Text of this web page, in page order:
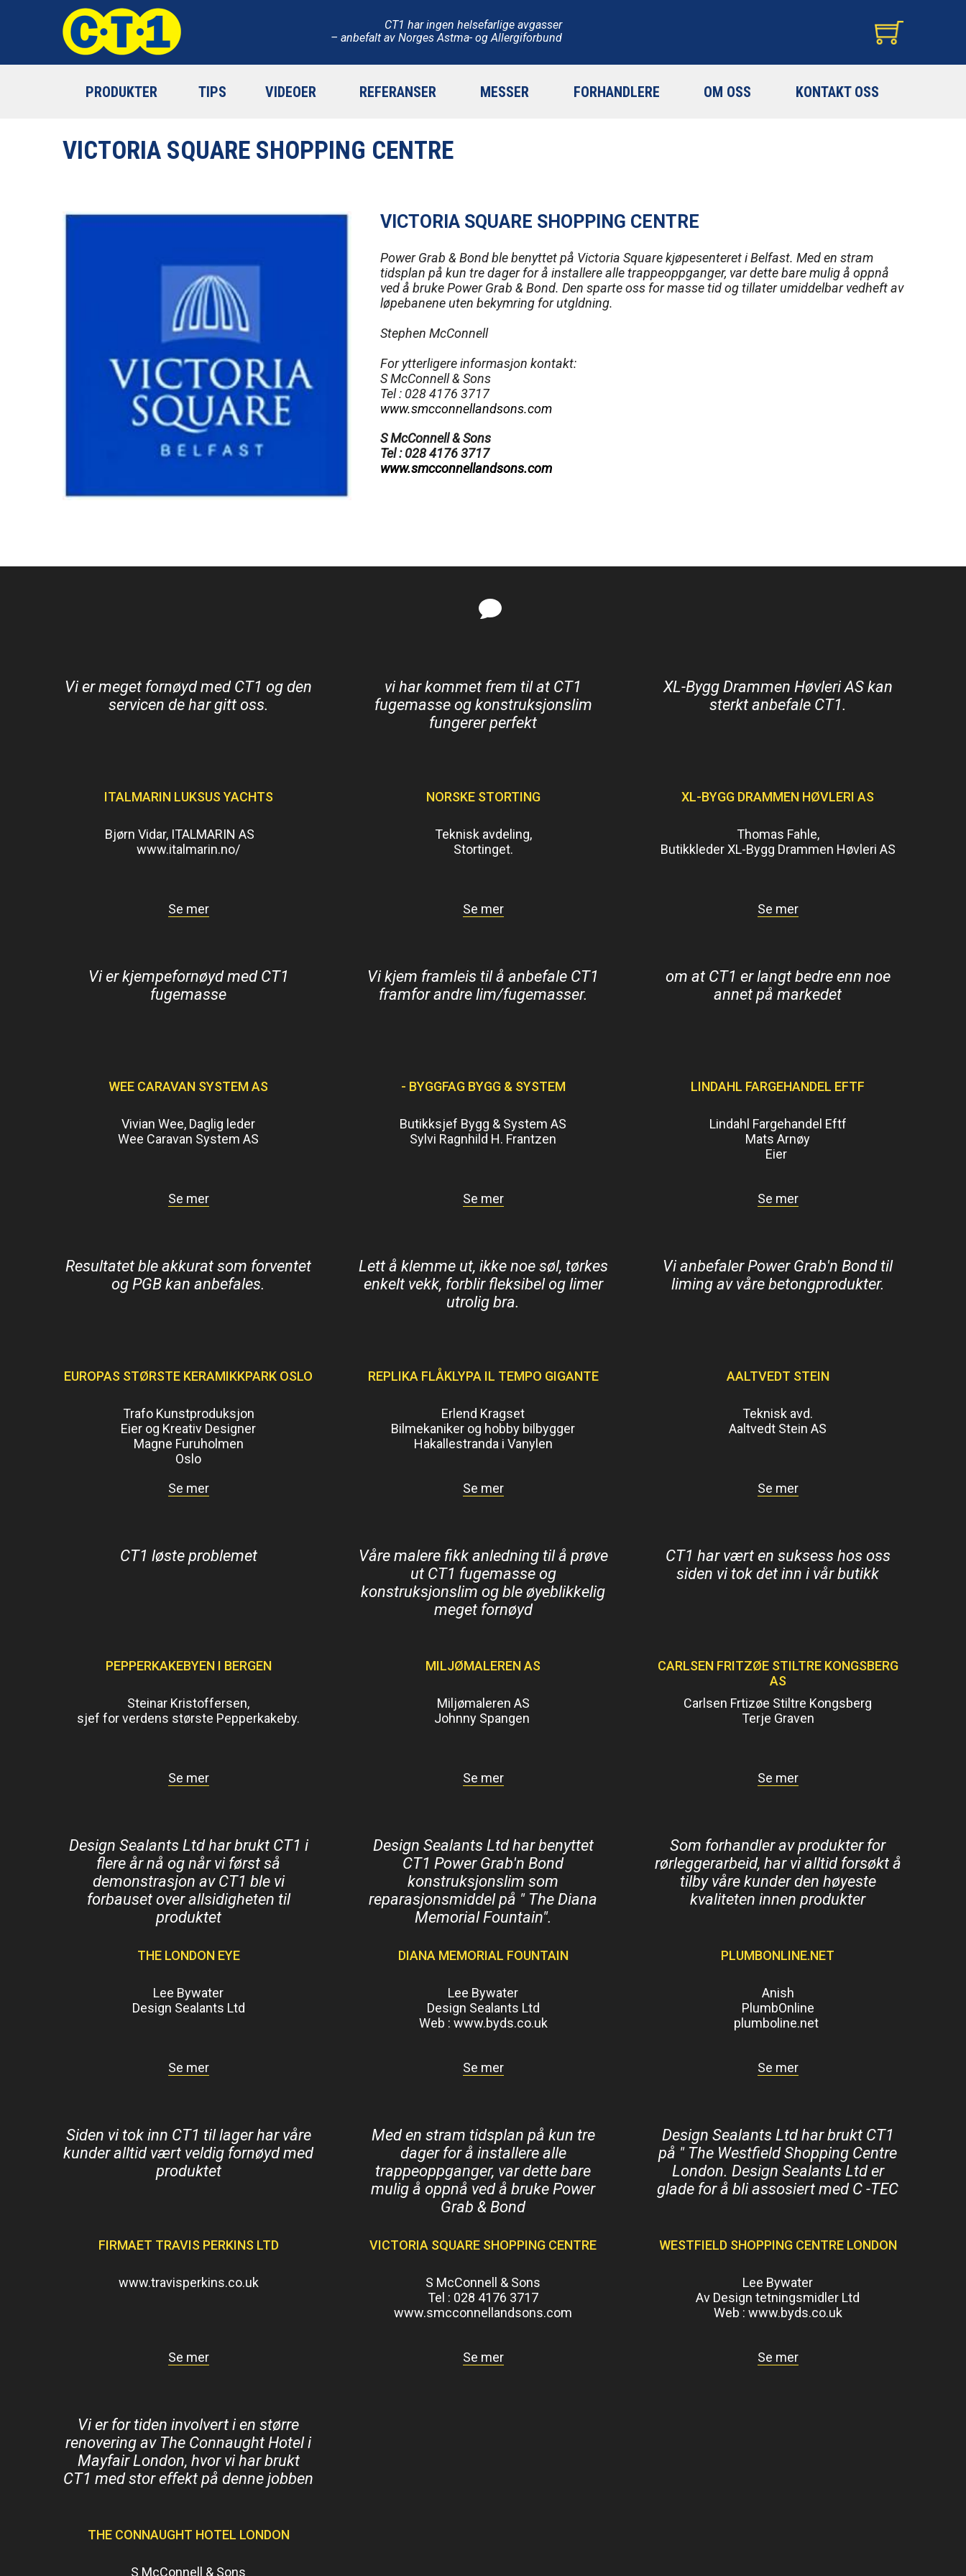
CT1 har ingen helsefarlige avgasser
– anbefalt av Norges Astma- og Allergiforbund
PRODUKTER TIPS VIDEOER REFERANSER MESSER FORHANDLERE OM OSS KONTAKT OSS
VICTORIA SQUARE SHOPPING CENTRE
VICTORIA SQUARE SHOPPING CENTRE
Power Grab & Bond ble benyttet på Victoria Square kjøpesenteret i Belfast. Med en stram
tidsplan på kun tre dager for å installere alle trappeoppganger, var dette bare mulig å oppnå
ved å bruke Power Grab & Bond. Den sparte oss for masse tid og tillater umiddelbar vedheft av
løpebanene uten bekymring for utgldning.
Stephen McConnell
For ytterligere informasjon kontakt:
S McConnell & Sons
Tel : 028 4176 3717
www.smcconnellandsons.com
S McConnell & Sons
Tel : 028 4176 3717
www.smcconnellandsons.com
Vi er meget fornøyd med CT1 og den
servicen de har gitt oss.
ITALMARIN LUKSUS YACHTS
Bjørn Vidar, ITALMARIN AS
www.italmarin.no/
Se mer
vi har kommet frem til at CT1
fugemasse og konstruksjonslim
fungerer perfekt
NORSKE STORTING
Teknisk avdeling,
Stortinget.
Se mer
XL-Bygg Drammen Høvleri AS kan
sterkt anbefale CT1.
XL-BYGG DRAMMEN HØVLERI AS
Thomas Fahle,
Butikkleder XL-Bygg Drammen Høvleri AS
Se mer
Vi er kjempefornøyd med CT1
fugemasse
WEE CARAVAN SYSTEM AS
Vivian Wee, Daglig leder
Wee Caravan System AS
Se mer
Vi kjem framleis til å anbefale CT1
framfor andre lim/fugemasser.
- BYGGFAG BYGG & SYSTEM
Butikksjef Bygg & System AS
Sylvi Ragnhild H. Frantzen
Se mer
om at CT1 er langt bedre enn noe
annet på markedet
LINDAHL FARGEHANDEL EFTF
Lindahl Fargehandel Eftf
Mats Arnøy
Eier
Se mer
Resultatet ble akkurat som forventet
og PGB kan anbefales.
EUROPAS STØRSTE KERAMIKKPARK OSLO
Trafo Kunstproduksjon
Eier og Kreativ Designer
Magne Furuholmen
Oslo
Se mer
Lett å klemme ut, ikke noe søl, tørkes
enkelt vekk, forblir fleksibel og limer
utrolig bra.
REPLIKA FLÅKLYPA IL TEMPO GIGANTE
Erlend Kragset
Bilmekaniker og hobby bilbygger
Hakallestranda i Vanylen
Se mer
Vi anbefaler Power Grab'n Bond til
liming av våre betongprodukter.
AALTVEDT STEIN
Teknisk avd.
Aaltvedt Stein AS
Se mer
CT1 løste problemet
PEPPERKAKEBYEN I BERGEN
Steinar Kristoffersen,
sjef for verdens største Pepperkakeby.
Se mer
Våre malere fikk anledning til å prøve
ut CT1 fugemasse og
konstruksjonslim og ble øyeblikkelig
meget fornøyd
MILJØMALEREN AS
Miljømaleren AS
Johnny Spangen
Se mer
CT1 har vært en suksess hos oss
siden vi tok det inn i vår butikk
CARLSEN FRITZØE STILTRE KONGSBERG
AS
Carlsen Frtizøe Stiltre Kongsberg
Terje Graven
Se mer
Design Sealants Ltd har brukt CT1 i
flere år nå og når vi først så
demonstrasjon av CT1 ble vi
forbauset over allsidigheten til
produktet
THE LONDON EYE
Lee Bywater
Design Sealants Ltd
Se mer
Design Sealants Ltd har benyttet
CT1 Power Grab'n Bond
konstruksjonslim som
reparasjonsmiddel på " The Diana
Memorial Fountain".
DIANA MEMORIAL FOUNTAIN
Lee Bywater
Design Sealants Ltd
Web : www.byds.co.uk
Se mer
Som forhandler av produkter for
rørleggerarbeid, har vi alltid forsøkt å
tilby våre kunder den høyeste
kvaliteten innen produkter
PLUMBONLINE.NET
Anish
PlumbOnline
plumboline.net
Se mer
Siden vi tok inn CT1 til lager har våre
kunder alltid vært veldig fornøyd med
produktet
FIRMAET TRAVIS PERKINS LTD
www.travisperkins.co.uk
Se mer
Med en stram tidsplan på kun tre
dager for å installere alle
trappeoppganger, var dette bare
mulig å oppnå ved å bruke Power
Grab & Bond
VICTORIA SQUARE SHOPPING CENTRE
S McConnell & Sons
Tel : 028 4176 3717
www.smcconnellandsons.com
Se mer
Design Sealants Ltd har brukt CT1
på " The Westfield Shopping Centre
London. Design Sealants Ltd er
glade for å bli assosiert med C -TEC
WESTFIELD SHOPPING CENTRE LONDON
Lee Bywater
Av Design tetningsmidler Ltd
Web : www.byds.co.uk
Se mer
Vi er for tiden involvert i en større
renovering av The Connaught Hotel i
Mayfair London, hvor vi har brukt
CT1 med stor effekt på denne jobben
THE CONNAUGHT HOTEL LONDON
S McConnell & Sons